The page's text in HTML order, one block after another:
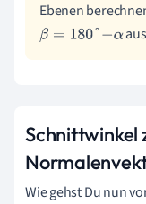
Ebenen
β=180°-α
Schnittwinkel
Wie gehst Du nun